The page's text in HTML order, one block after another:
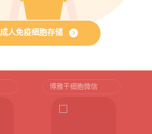
成人免疫细胞存储
博雅干细胞微信